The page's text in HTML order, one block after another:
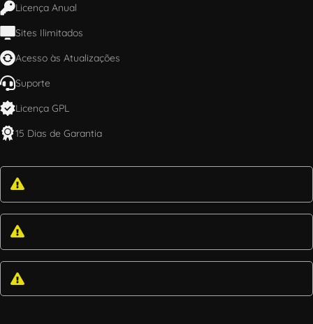
Licença Anual
Sites Ilimitados
Acesso às Atualizações
Suporte
Licença GPL
15 Dias de Garantia